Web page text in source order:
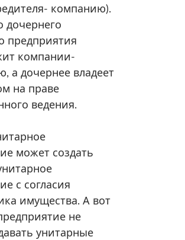
компанию).
дочернего
предприятия
компании-
а дочернее владеет
на праве
ведения.
может создать
с согласия
имущества. А вот
не
унитарные